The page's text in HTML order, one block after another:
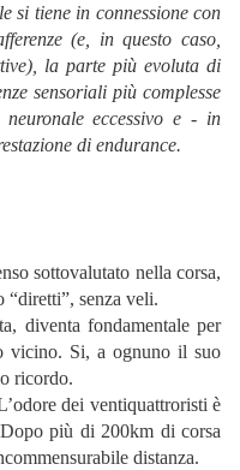
si tiene in connessione con
(e, in questo caso,
la parte più evoluta di
sensoriali più complesse
neuronale eccessivo e - in
di endurance.
sottovalutato nella corsa,
senza veli.
diventa fondamentale per
vicino. Si, a ognuno il suo
ricordo.
dei ventiquattroristi è
più di 200km di corsa
distanza.